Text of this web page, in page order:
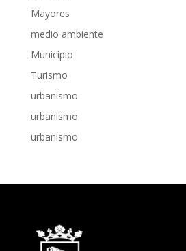
Mayores
medio ambiente
Municipio
Turismo
urbanismo
urbanismo
urbanismo